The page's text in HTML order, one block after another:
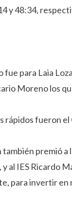
y 48:34,
fue para Laia
Moreno los
rápidos fueron
también premió
al IES Ricardo
para invertir en